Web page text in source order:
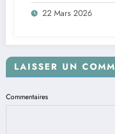
22 Mars 2026
LAISSER UN
Commentaires